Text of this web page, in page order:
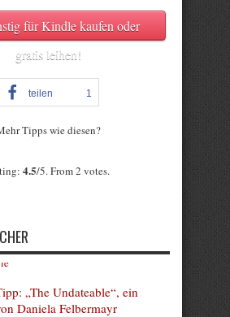
für Kindle kaufen oder
gratis leihen!
teilen 1
Tipps wie diesen?
4.5/5. From 2 votes.
„The Undateable“, ein
Daniela Felbermayr